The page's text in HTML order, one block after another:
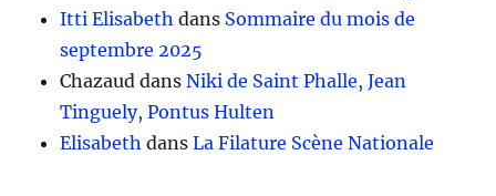
Itti Elisabeth dans Sommaire du mois de
septembre 2025
Chazaud dansNiki de Saint Phalle, Jean
Tinguely, Pontus Hulten
Elisabeth dansLa Filature Scène Nationale